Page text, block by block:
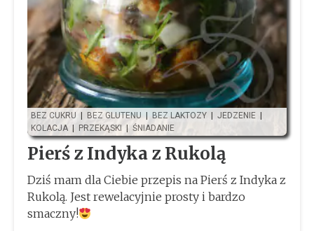
BEZ CUKRU BEZ GLUTENU BEZ LAKTOZY JEDZENIE
KOLACJA
PRZEKĄSKI ŚNIADANIE
Pierś z Indyka z Rukolą
Dziś mam dla Ciebie przepis na Pierś z Indyka z
Rukolą. Jest rewelacyjnie prosty i bardzo
smaczny!